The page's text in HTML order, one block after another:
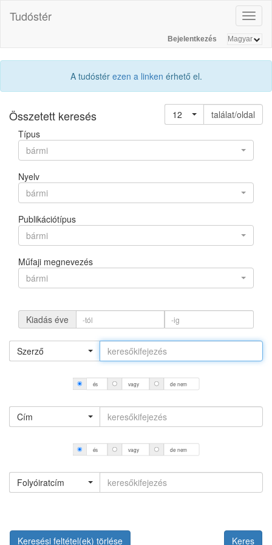
Tudóstér
Bejelentkezés
A tudóstér ezen a linken érhető el.
Összetett keresés 12
találat/oldal
Típus
bármi
Nyelv
bármi
Publikációtípus
bármi
Műfaji megnevezés
bármi
Kiadás éve
Szerző
és vagy de nem
Cím
és vagy de nem
Folyóiratcím
Keresési feltétel(ek) törlése